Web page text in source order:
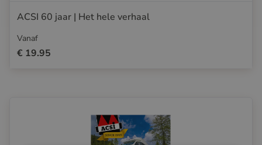
ACSI 60 jaar | Het hele verhaal
Vanaf
€ 19.95